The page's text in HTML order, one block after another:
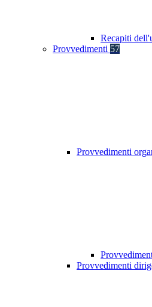
Recapiti
Provvedimenti 57
Provvedimenti
Provvedimenti